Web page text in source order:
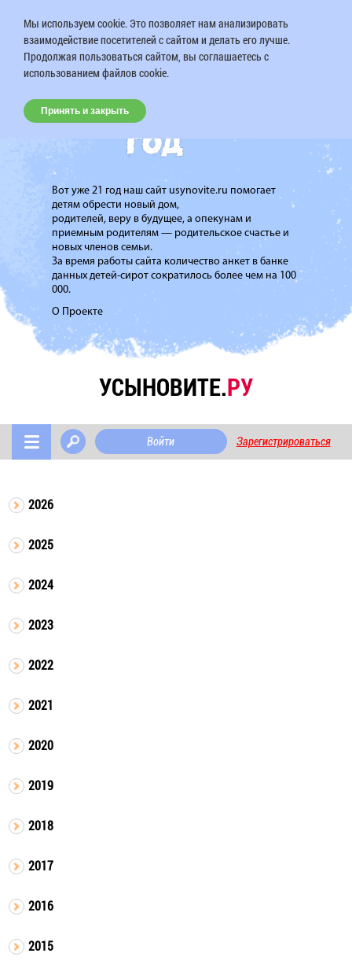
Вот уже 21 год наш сайт usynovite.ru помогает
детям обрести новый дом,
родителей, веру в будущее, а опекунам и
приемным родителям — родительское счастье и
новых членов семьи.
За время работы сайта количество анкет в банке
данных детей-сирот сократилось более чем на 100
000.
О Проекте
УСЫНОВИТЕ.РУ
Войти Зарегистрироваться
2026
2025
2024
2023
2022
2021
2020
2019
2018
2017
2016
2015
Мы используем cookie. Это позволяет нам анализировать
взаимодействие посетителей с сайтом и делать его лучше.
Продолжая пользоваться сайтом, вы соглашаетесь с
использованием файлов cookie.
Принять и закрыть